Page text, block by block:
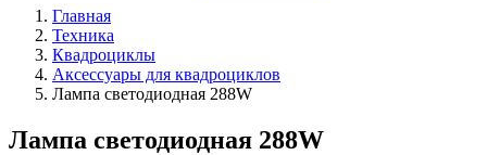
Главная
Техника
Квадроциклы
Аксессуары для квадроциклов
Лампа светодиодная 288W
Лампа светодиодная 288W